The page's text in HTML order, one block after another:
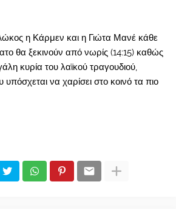
η Κάρμεν και η Γιώτα Μανέ κάθε
θα ξεκινούν από νωρίς (14:15) καθώς
κυρία του λαϊκού τραγουδιού,
υπόσχεται να χαρίσει στο κοινό τα πιο